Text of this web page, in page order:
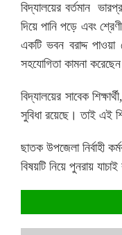
বিদ্যালয়ের বর্তমান
দিয়ে পানি পড়ে এবং
একটি ভবন বরাদ্দ
সহযোগিতা কামনা
বিদ্যালয়ের সাবেক
সুবিধা রয়েছে। তাই এই
ছাতক উপজেলা নির্বাহী
বিষয়টি নিয়ে পুনরায়